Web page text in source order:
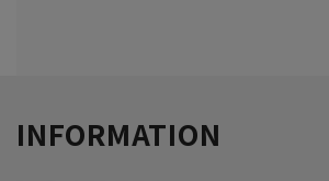
INFORMATION